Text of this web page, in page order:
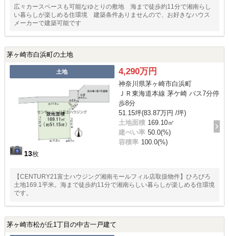
広々カースペースも可能なゆとりの敷地 海まで徒歩約11分で湘南らし
い暮らしが楽しめる住環境 建築条件ありませんので、お好きなハウス
メーカーで建築可能です
茅ヶ崎市白浜町の土地
土地
13枚
4,290万円
神奈川県茅ヶ崎市白浜町
ＪＲ東海道本線 茅ケ崎 バス7分停
歩8分
51.15坪(83.87万円 /坪)
土地面積 169.10㎡
建ぺい率 50.0(%)
容積率 100.0(%)
【CENTURY21富士ハウジング湘南モールフィル店取扱物件】ひろびろ
土地169.1平米。海まで徒歩約11分で湘南らしい暮らしが楽しめる住環境
です。
茅ヶ崎市松が丘1丁目の中古一戸建て